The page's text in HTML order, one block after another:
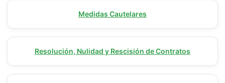
Medidas Cautelares
Resolución, Nulidad y Rescisión de Contratos